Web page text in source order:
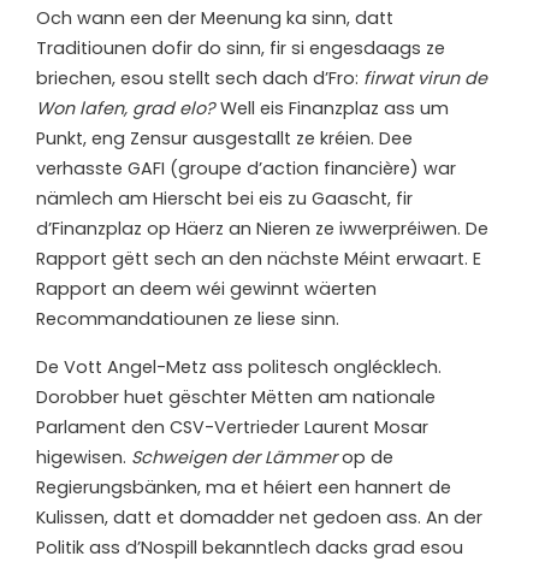
Och wann een der Meenung ka sinn, datt
Traditiounen dofir do sinn, fir si engesdaags ze
briechen, esou stellt sech dach d’Fro: firwat virun de
Won lafen, grad elo?Well eis Finanzplaz ass um
Punkt, eng Zensur ausgestallt ze kréien. Dee
verhasste GAFI (groupe d’action financière) war
nämlech am Hierscht bei eis zu Gaascht, fir
d’Finanzplaz op Häerz an Nieren ze iwwerpréiwen. De
Rapport gëtt sech an den nächste Méint erwaart. E
Rapport an deem wéi gewinnt wäerten
Recommandatiounen ze liese sinn.
De Vott Angel-Metz ass politesch onglécklech.
Dorobber huet gëschter Mëtten am nationale
Parlament den CSV-Vertrieder Laurent Mosar
higewisen. Schweigen der Lämmerop de
Regierungsbänken, ma et héiert een hannert de
Kulissen, datt et domadder net gedoen ass. An der
Politik ass d’Nospill bekanntlech dacks grad esou